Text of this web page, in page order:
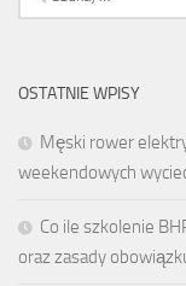
OSTATNIE WPISY
Męski rower
weekendowych
Co ile szkolenie
oraz zasady